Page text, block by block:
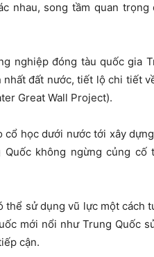
nhau, song tầm quan trọng
nghiệp đóng tàu quốc gia
đất nước, tiết lộ chi tiết
Great Wall Project).
học dưới nước tới xây
không ngừng củng cố
thể sử dụng vũ lực một cách
mới nổi như Trung Quốc
cận.